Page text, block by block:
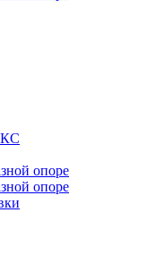
опоре
опоре